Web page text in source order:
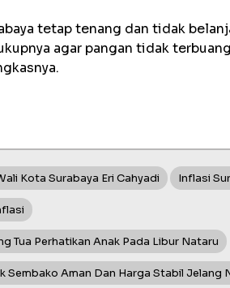
tetap tenang dan tidak
agar pangan tidak
Kota Surabaya Eri Cahyadi Inflasi
Tua Perhatikan Anak Pada Libur Nataru
Sembako Aman Dan Harga Stabil Jelang